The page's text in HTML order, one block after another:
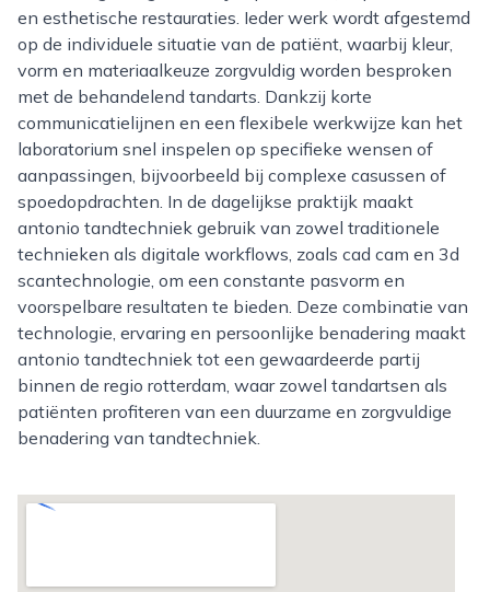
en esthetische restauraties. Ieder werk wordt afgestemd
op de individuele situatie van de patiënt, waarbij kleur,
vorm en materiaalkeuze zorgvuldig worden besproken
met de behandelend tandarts. Dankzij korte
communicatielijnen en een flexibele werkwijze kan het
laboratorium snel inspelen op specifieke wensen of
aanpassingen, bijvoorbeeld bij complexe casussen of
spoedopdrachten. In de dagelijkse praktijk maakt
antonio tandtechniek gebruik van zowel traditionele
technieken als digitale workflows, zoals cad cam en 3d
scantechnologie, om een constante pasvorm en
voorspelbare resultaten te bieden. Deze combinatie van
technologie, ervaring en persoonlijke benadering maakt
antonio tandtechniek tot een gewaardeerde partij
binnen de regio rotterdam, waar zowel tandartsen als
patiënten profiteren van een duurzame en zorgvuldige
benadering van tandtechniek.